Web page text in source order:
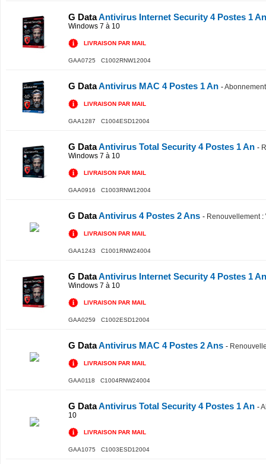
G DataAntivirus Internet Security 4 Postes 1
Windows 7 à 10
LIVRAISON PAR MAIL
GAA0725 C1002RNW12004
G DataAntivirus MAC 4 Postes 1 An -
LIVRAISON PAR MAIL
GAA1287 C1004ESD12004
G DataAntivirus Total Security 4 Postes 1 An -
Windows 7 à 10
LIVRAISON PAR MAIL
GAA0916 C1003RNW12004
G DataAntivirus 4 Postes 2 Ans - Renouvellement:
LIVRAISON PAR MAIL
GAA1243 C1001RNW24004
G DataAntivirus Internet Security 4 Postes 1
Windows 7 à 10
LIVRAISON PAR MAIL
GAA0259 C1002ESD12004
G DataAntivirus MAC 4 Postes 2 Ans -
LIVRAISON PAR MAIL
GAA0118 C1004RNW24004
G DataAntivirus Total Security 4 Postes 1 An -
10
LIVRAISON PAR MAIL
GAA1075 C1003ESD12004